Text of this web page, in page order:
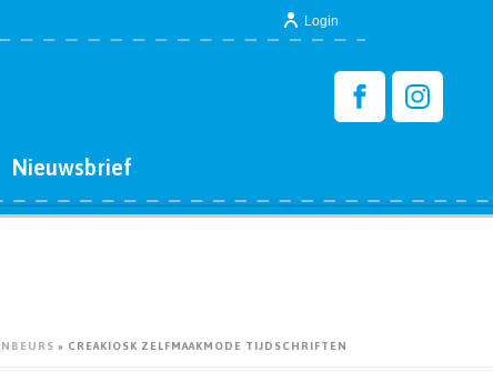
Login
Nieuwsbrief
» CREAKIOSK ZELFMAAKMODE TIJDSCHRIFTEN